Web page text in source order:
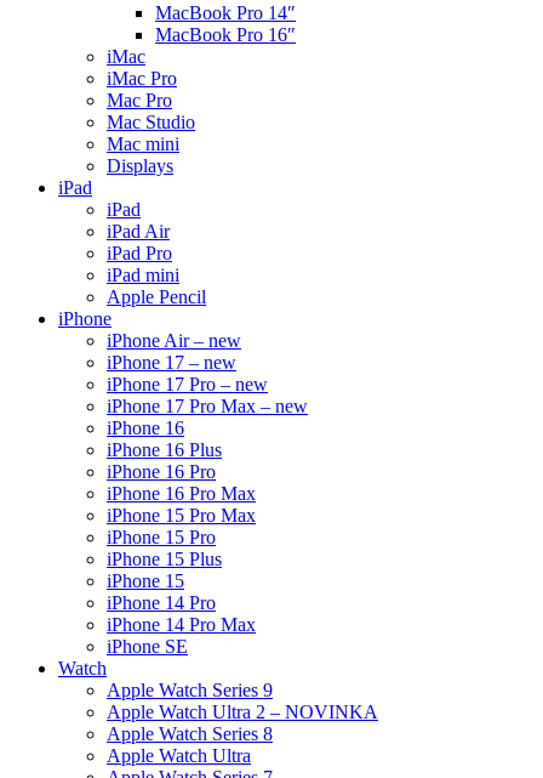
MacBook Pro 14″
MacBook Pro 16″
iMac
iMac Pro
Mac Pro
Mac Studio
Mac mini
Displays
iPad
iPad
iPad Air
iPad Pro
iPad mini
Apple Pencil
iPhone
iPhone Air – new
iPhone 17 – new
iPhone 17 Pro – new
iPhone 17 Pro Max – new
iPhone 16
iPhone 16 Plus
iPhone 16 Pro
iPhone 16 Pro Max
iPhone 15 Pro Max
iPhone 15 Pro
iPhone 15 Plus
iPhone 15
iPhone 14 Pro
iPhone 14 Pro Max
iPhone SE
Watch
Apple Watch Series 9
Apple Watch Ultra 2 – NOVINKA
Apple Watch Series 8
Apple Watch Ultra